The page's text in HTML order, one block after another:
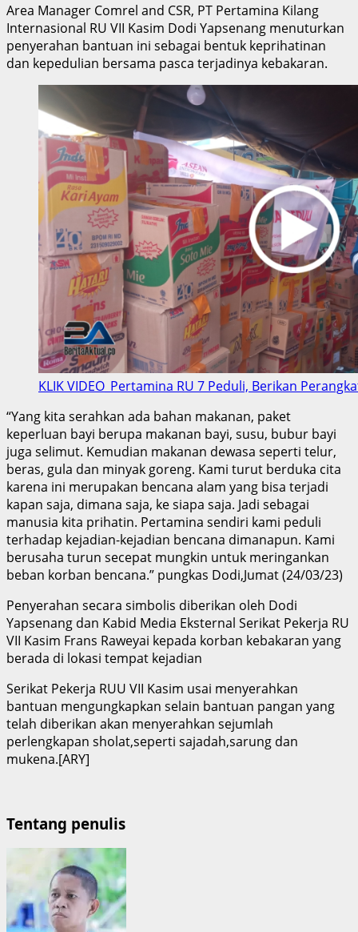
Area Manager Comrel and CSR, PT Pertamina Kilang
Internasional RU VII Kasim Dodi Yapsenang menuturkan
penyerahan bantuan ini sebagai bentuk keprihatinan
dan kepedulian bersama pasca terjadinya kebakaran.
KLIK VIDEO_Pertamina RU 7 Peduli, Berikan
“Yang kita serahkan ada bahan makanan, paket
keperluan bayi berupa makanan bayi, susu, bubur bayi
juga selimut. Kemudian makanan dewasa seperti telur,
beras, gula dan minyak goreng. Kami turut berduka cita
karena ini merupakan bencana alam yang bisa terjadi
kapan saja, dimana saja, ke siapa saja. Jadi sebagai
manusia kita prihatin. Pertamina sendiri kami peduli
terhadap kejadian-kejadian bencana dimanapun. Kami
berusaha turun secepat mungkin untuk meringankan
beban korban bencana.” pungkas Dodi,Jumat (24/03/23)
Penyerahan secara simbolis diberikan oleh Dodi
Yapsenang dan Kabid Media Eksternal Serikat Pekerja RU
VII Kasim Frans Raweyai kepada korban kebakaran yang
berada di lokasi tempat kejadian
Serikat Pekerja RUU VII Kasim usai menyerahkan
bantuan mengungkapkan selain bantuan pangan yang
telah diberikan akan menyerahkan sejumlah
perlengkapan sholat,seperti sajadah,sarung dan
mukena.[ARY]
Tentang penulis